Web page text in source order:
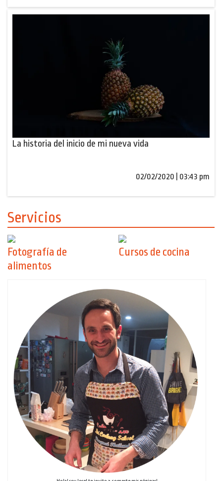
La historia del inicio de mi nueva vida
02/02/2020 | 03:43 pm
Servicios
Fotografía de
alimentos
Cursos de cocina